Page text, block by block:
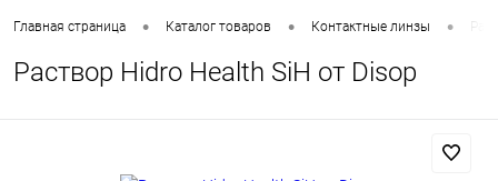
Главная страница • Каталог товаров • Контактные линзы •
Раствор Hidro Health SiH от Disop